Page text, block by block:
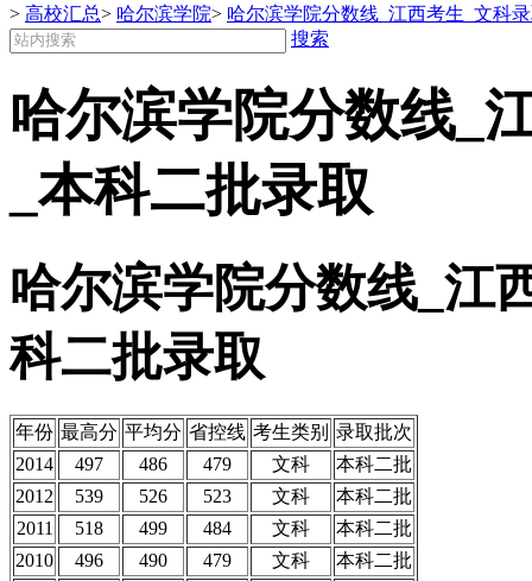
> 高校汇总> 哈尔滨学院> 哈尔滨学院分数线_江西考生_文科
搜索
哈尔滨学院分数线_
_本科二批录取
哈尔滨学院分数线_江
科二批录取
年份 最高分 平均分 省控线 考生类别 录取批次
2014
497 486 479 文科
本科二批
2012
539 526 523 文科
本科二批
2011
518 499 484 文科
本科二批
2010
496 490 479 文科
本科二批